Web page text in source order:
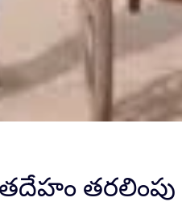
తరలింపు